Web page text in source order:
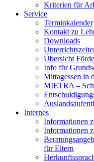
Kriterien für
Service
Terminkalender
Kontakt zu
Downloads
Übersicht
Info für
Mittagessen in
MIETRA –
Internes
Informationen
Informationen
für Eltern